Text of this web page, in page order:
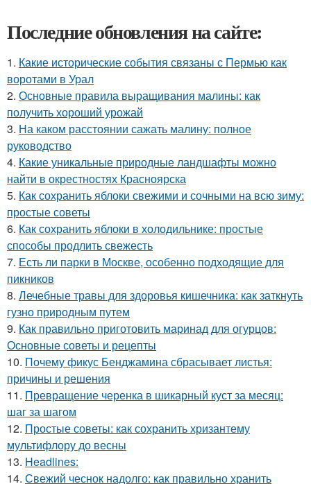
Последние обновления на сайте:
1. Какие исторические события связаны с Пермью как
воротами в Урал
2. Основные правила выращивания малины: как
получить хороший урожай
3. На каком расстоянии сажать малину: полное
руководство
4. Какие уникальные природные ландшафты можно
найти в окрестностях Красноярска
5. Как сохранить яблоки свежими и сочными на всю зиму:
простые советы
6. Как сохранить яблоки в холодильнике: простые
способы продлить свежесть
7. Есть ли парки в Москве, особенно подходящие для
пикников
8. Лечебные травы для здоровья кишечника: как заткнуть
гузно природным путем
9. Как правильно приготовить маринад для огурцов:
Основные советы и рецепты
10. Почему фикус Бенджамина сбрасывает листья:
причины и решения
11. Превращение черенка в шикарный куст за месяц:
шаг за шагом
12. Простые советы: как сохранить хризантему
мультифлору до весны
13. Headlines:
14. Свежий чеснок надолго: как правильно хранить